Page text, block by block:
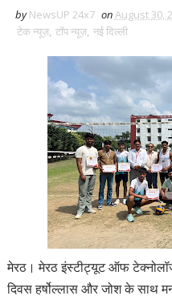
by NewsUP 24x7 onAugust 30,
टेक न्यूज़, टॉप न्यूज़, नई द‍िल्ली
मेरठ। मेरठ इंस्टीट्यूट ऑफ
दिवस हर्षोल्लास और जोश के साथ